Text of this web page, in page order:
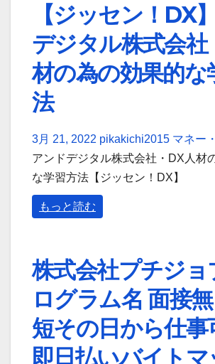
【ジッセン！DX
デジタル株式会社
材の為の効果的な
法
3月 21, 2022 pikakichi2015 マネー
アンドデジタル株式会社・DX人材
な学習方法【ジッセン！DX】
もっと読む
株式会社プチジョ
ログラム名 面接
短その日から仕事
即日払いバイト